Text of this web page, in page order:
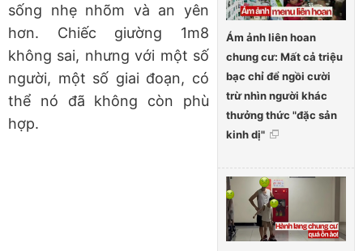
Ám ảnh liên hoan
chung cư: Mất cả triệu
bạc chỉ để ngồi cười
trừ nhìn người khác
thưởng thức "đặc sản
kinh dị"
sống nhẹ nhõm và an yên
hơn. Chiếc giường 1m8
không sai, nhưng với một số
người, một số giai đoạn, có
thể nó đã không còn phù
hợp.